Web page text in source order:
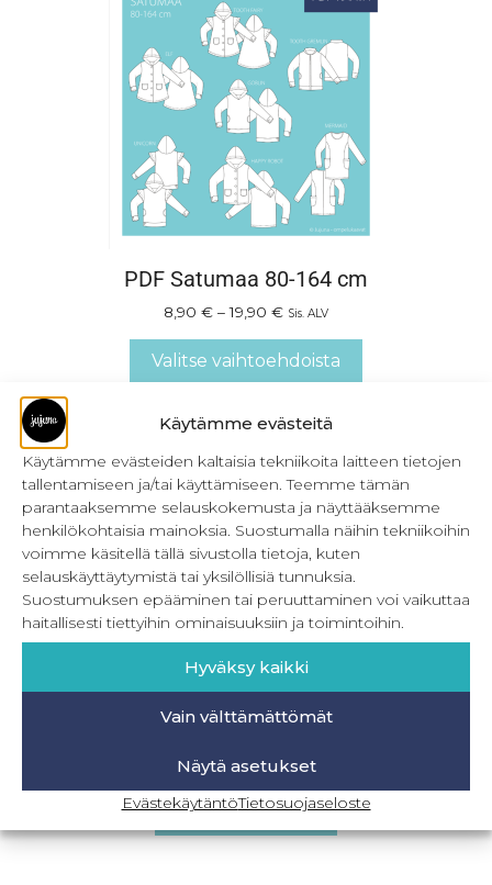
Käytämme evästeitä
Käytämme evästeiden kaltaisia tekniikoita laitteen tietojen
tallentamiseen ja/tai käyttämiseen. Teemme tämän
parantaaksemme selauskokemusta ja näyttääksemme
henkilökohtaisia mainoksia. Suostumalla näihin tekniikoihin
voimme käsitellä tällä sivustolla tietoja, kuten
selauskäyttäytymistä tai yksilöllisiä tunnuksia.
Suostumuksen epääminen tai peruuttaminen voi vaikuttaa
haitallisesti tiettyihin ominaisuuksiin ja toimintoihin.
Hyväksy kaikki
Vain välttämättömät
Näytä asetukset
EvästekäytäntöTietosuojaseloste
PDF Satumaa 80-164 cm
8,90 € – 19,90 € Sis. ALV
Valitse vaihtoehdoista
Satumaa 80-164 cm
22,90€ Sis. ALV
Lisää ostoskoriin